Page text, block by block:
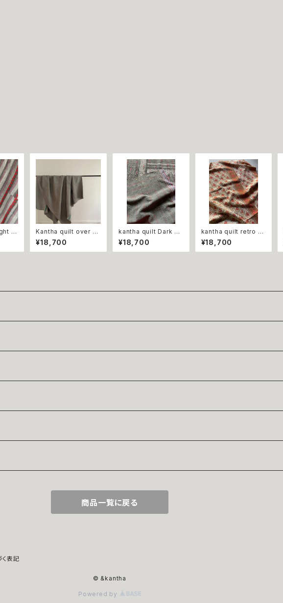
Kantha quilt over dy
e Bule gray カンタ
キルト オーバーダイ
ブルーグレー
¥18,700
kantha quilt Dark gr
ay カンタキルト ダーク
グレー
¥18,700
kantha quilt retro pr
int orange flower ビ
ンテージ カンタキルト
レトロ オレンジ
¥18,700
商品一覧に戻る
表記
© &kantha
Powered by